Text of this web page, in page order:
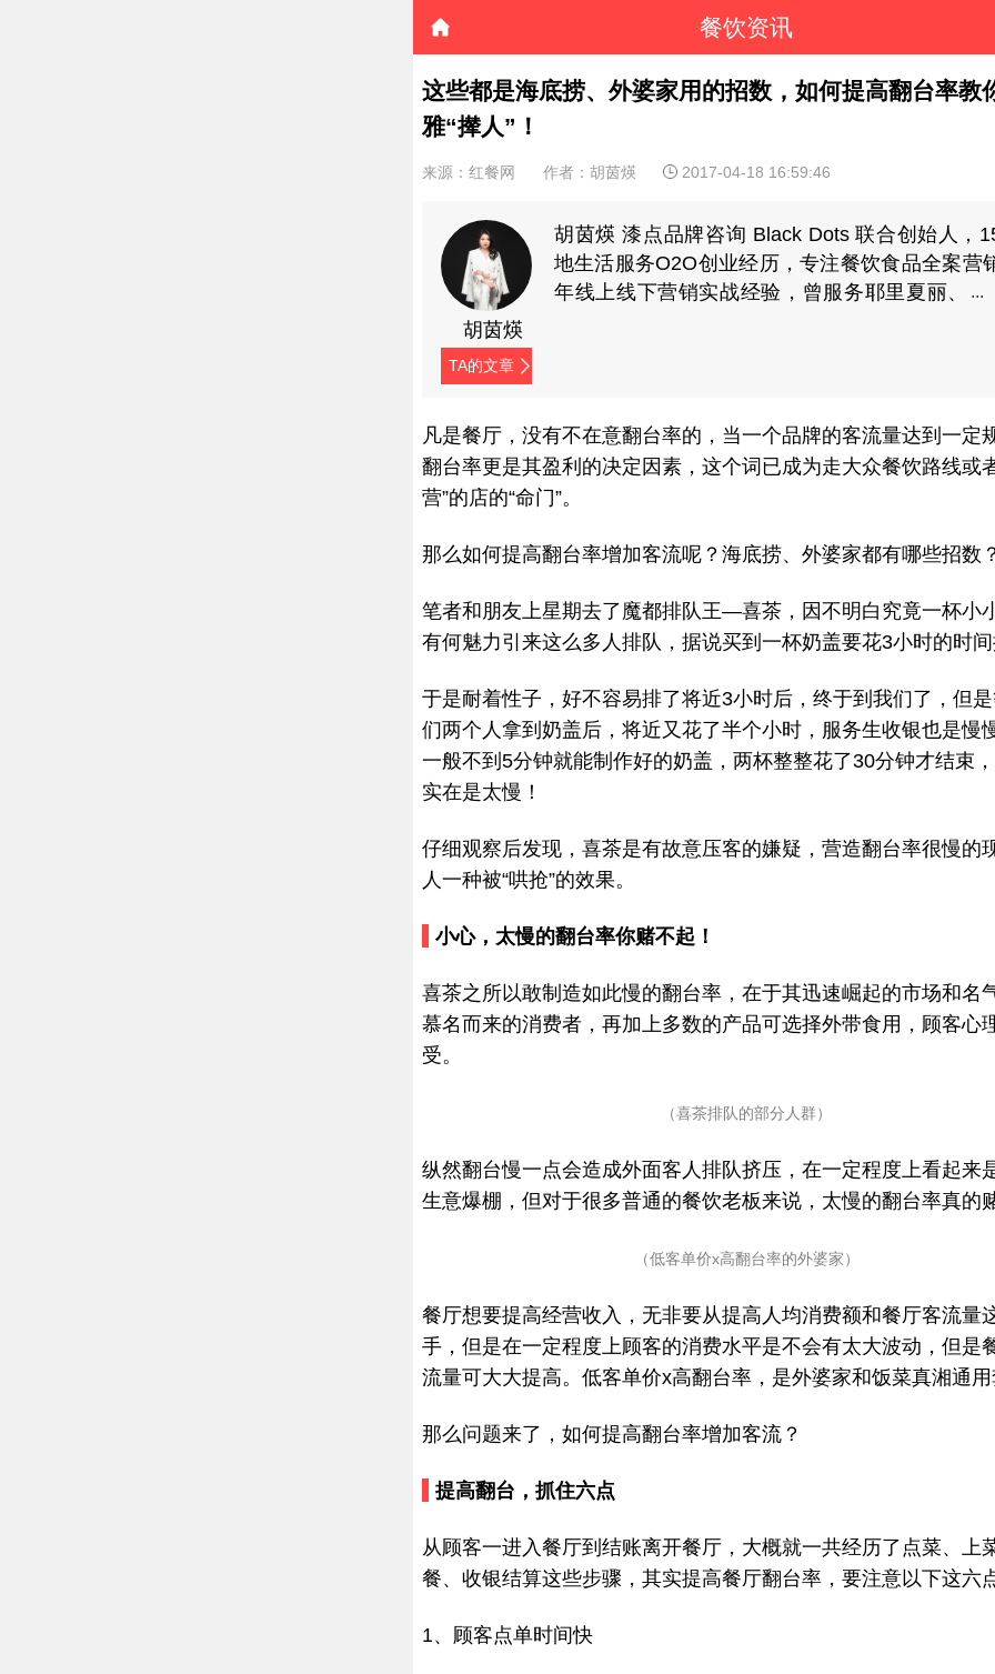
餐饮资讯
这些都是海底捞、外婆家用的招数，如何提高翻台率教
雅“撵人”！
来源：红餐网 作者：胡茵煐 2017-04-18 16:59:46
胡茵煐
TA的文章
胡茵煐 漆点品牌咨询 Black Dots 联合创始人，
地生活服务O2O创业经历，专注餐饮食品全案营
年线上线下营销实战经验，曾服务耶里夏丽、
凡是餐厅，没有不在意翻台率的，当一个品牌的客流量达到一定
翻台率更是其盈利的决定因素，这个词已成为走大众餐饮路线或
营”的店的“命门”。
那么如何提高翻台率增加客流呢？海底捞、外婆家都有哪些招数？
笔者和朋友上星期去了魔都排队王—喜茶，因不明白究竟一杯小
有何魅力引来这么多人排队，据说买到一杯奶盖要花3小时的时间
于是耐着性子，好不容易排了将近3小时后，终于到我们了，但
们两个人拿到奶盖后，将近又花了半个小时，服务生收银也是慢
一般不到5分钟就能制作好的奶盖，两杯整整花了30分钟才结束
实在是太慢！
仔细观察后发现，喜茶是有故意压客的嫌疑，营造翻台率很慢的
人一种被“哄抢”的效果。
小心，太慢的翻台率你赌不起！
喜茶之所以敢制造如此慢的翻台率，在于其迅速崛起的市场和名
慕名而来的消费者，再加上多数的产品可选择外带食用，顾客心
受。
（喜茶排队的部分人群）
纵然翻台慢一点会造成外面客人排队挤压，在一定程度上看起来
生意爆棚，但对于很多普通的餐饮老板来说，太慢的翻台率真的
（低客单价x高翻台率的外婆家）
餐厅想要提高经营收入，无非要从提高人均消费额和餐厅客流量
手，但是在一定程度上顾客的消费水平是不会有太大波动，但是
流量可大大提高。低客单价x高翻台率，是外婆家和饭菜真湘通用
那么问题来了，如何提高翻台率增加客流？
提高翻台，抓住六点
从顾客一进入餐厅到结账离开餐厅，大概就一共经历了点菜、上
餐、收银结算这些步骤，其实提高餐厅翻台率，要注意以下这六
1、顾客点单时间快